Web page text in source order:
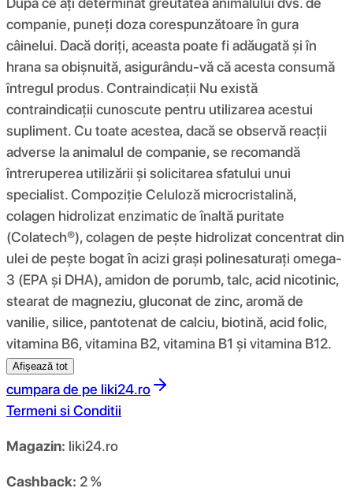
companie, puneți doza corespunzătoare în gura
câinelui. Dacă doriți, aceasta poate fi adăugată și în
hrana sa obișnuită, asigurându-vă că acesta consumă
întregul produs. Contraindicații Nu există
contraindicații cunoscute pentru utilizarea acestui
supliment. Cu toate acestea, dacă se observă reacții
adverse la animalul de companie, se recomandă
întreruperea utilizării și solicitarea sfatului unui
specialist. Compoziţie Celuloză microcristalină,
colagen hidrolizat enzimatic de înaltă puritate
(Colatech®), colagen de pește hidrolizat concentrat din
ulei de pește bogat în acizi grași polinesaturați omega-
3 (EPA și DHA), amidon de porumb, talc, acid nicotinic,
stearat de magneziu, gluconat de zinc, aromă de
vanilie, silice, pantotenat de calciu, biotină, acid folic,
vitamina B6, vitamina B2, vitamina B1 și vitamina B12.
Afișează tot
cumpara de pe liki24.ro
Termeni si Conditii
Magazin: liki24.ro
Cashback: 2 %